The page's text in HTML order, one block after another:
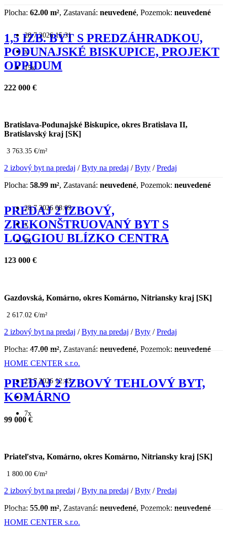
Plocha: 62.00 m², Zastavaná: neuvedené, Pozemok: neuvedené
28.7.2026 15:31
x
15x
1,5 IZB. BYT S PREDZÁHRADKOU,
PODUNAJSKÉ BISKUPICE, PROJEKT
OPPIDUM
222 000 €
Bratislava-Podunajské Biskupice, okres Bratislava II,
Bratislavský kraj [SK]
3 763.35 €/m²
2 izbový byt na predaj /Byty na predaj /Byty /Predaj
Plocha: 58.99 m², Zastavaná: neuvedené, Pozemok: neuvedené
28.7.2026 08:09
x
9x
PREDAJ 2 IZBOVÝ,
ZREKONŠTRUOVANÝ BYT S
LOGGIOU BLÍZKO CENTRA
123 000 €
Gazdovská, Komárno, okres Komárno, Nitriansky kraj [SK]
2 617.02 €/m²
2 izbový byt na predaj /Byty na predaj /Byty /Predaj
Plocha: 47.00 m², Zastavaná: neuvedené, Pozemok: neuvedené
HOME CENTER s.r.o.
27.7.2026 12:43
x
7x
PREDAJ 2 IZBOVÝ TEHLOVÝ BYT,
KOMÁRNO
99 000 €
Priateľstva, Komárno, okres Komárno, Nitriansky kraj [SK]
1 800.00 €/m²
2 izbový byt na predaj /Byty na predaj /Byty /Predaj
Plocha: 55.00 m², Zastavaná: neuvedené, Pozemok: neuvedené
HOME CENTER s.r.o.